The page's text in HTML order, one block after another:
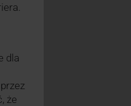
dla
że